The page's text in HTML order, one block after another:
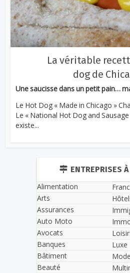
La véritable
dog de
Une saucisse dans un petit pain…
Le Hot Dog « Made in Chicago »
Le « National Hot Dog and
existe...
ENTREPRISES
Alimentation
Arts
Assurances
Auto Moto
Avocats
Banques
Bâtiment
Beauté
Luxe
Mode